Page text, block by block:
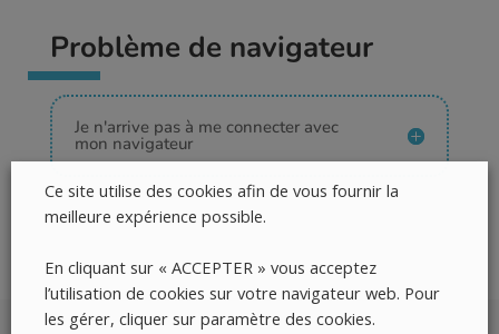
Problème de navigateur
Je n'arrive pas à me connecter avec
mon navigateur
Ce site utilise des cookies afin de vous fournir la
meilleure expérience possible.
En cliquant sur « ACCEPTER » vous acceptez
l’utilisation de cookies sur votre navigateur web. Pour
les gérer, cliquer sur paramètre des cookies.